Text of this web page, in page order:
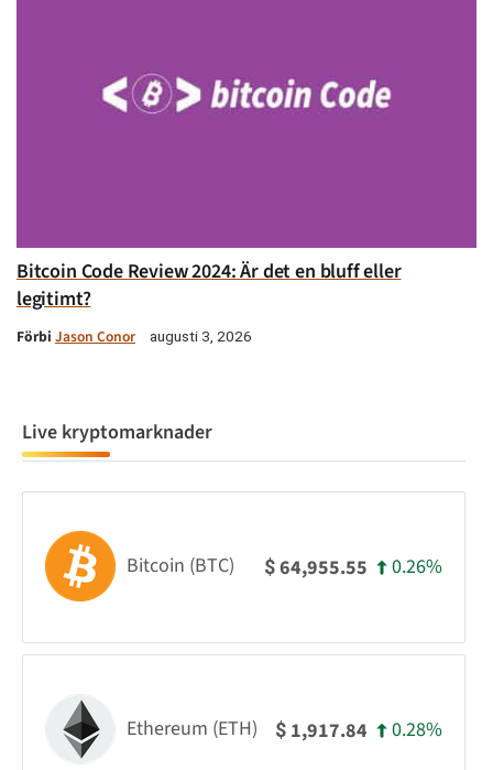
Bitcoin Code Review 2024: Är det en bluff eller
legitimt?
Förbi Jason Conor augusti 3, 2026
Live kryptomarknader
Bitcoin (BTC) $64,955.55 0.26%
Ethereum (ETH) $ 1,917.84 0.28%